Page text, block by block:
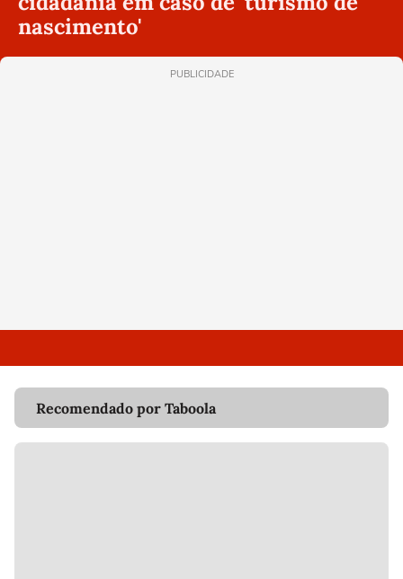
nascimento'
PUBLICIDADE
Recomendado por Taboola